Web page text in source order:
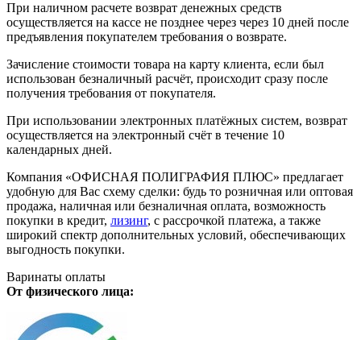
При наличном расчете возврат денежных средств
осуществляется на кассе не позднее через через 10 дней после
предъявления покупателем требования о возврате.
Зачисление стоимости товара на карту клиента, если был
использован безналичный расчёт, происходит сразу после
получения требования от покупателя.
При использовании электронных платёжных систем, возврат
осуществляется на электронный счёт в течение 10
календарных дней.
Компания «ОФИСНАЯ ПОЛИГРАФИЯ ПЛЮС» предлагает
удобную для Вас схему сделки: будь то розничная или оптовая
продажа, наличная или безналичная оплата, возможность
покупки в кредит, лизинг, с рассрочкой платежа, а также
широкий спектр дополнительных условий, обеспечивающих
выгодность покупки.
Варинаты оплаты
От физического лица: